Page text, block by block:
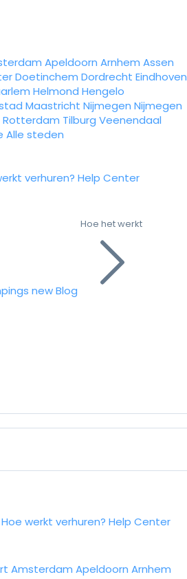
Apeldoorn Arnhem Assen
Doetinchem Dordrecht Eindhoven
Helmond Hengelo
Maastricht Nijmegen Nijmegen
Rotterdam Tilburg Veenendaal
Alle steden
verhuren? Help Center
newBlog
Hoe het werkt
Hoe werkt verhuren? Help Center
Amsterdam Apeldoorn Arnhem